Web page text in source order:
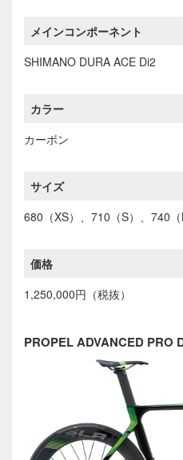
メインコンポーネント
SHIMANO DURA ACE Di2
カラー
カーボン
サイズ
680（XS）、710（S）、740
価格
1,250,000円（税抜）
PROPEL ADVANCED PRO